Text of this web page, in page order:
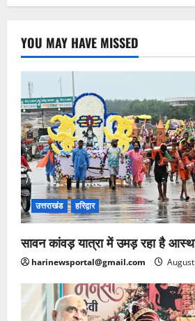
YOU MAY HAVE MISSED
उत्तराखंड हरिद्वार
सावन कांवड़ यात्रा में उमड़ रहा है
harinewsportal@gmail.com